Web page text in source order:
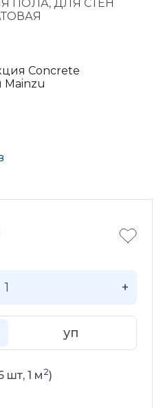
ПОЛА, ДЛЯ СТЕН
Concrete
Mainzu
+
уп
шт, 1 м 2)